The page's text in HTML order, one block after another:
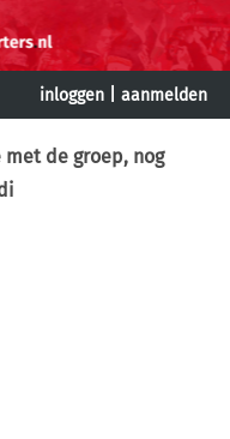
inloggen aanmelden
met de groep, nog